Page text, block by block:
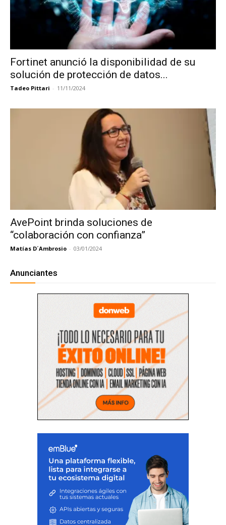
Fortinet anunció la disponibilidad de su
solución de protección de datos...
Tadeo Pittari - 11/11/2024
AvePoint brinda soluciones de
“colaboración con confianza”
Matías D´Ambrosio - 03/01/2024
Anunciantes